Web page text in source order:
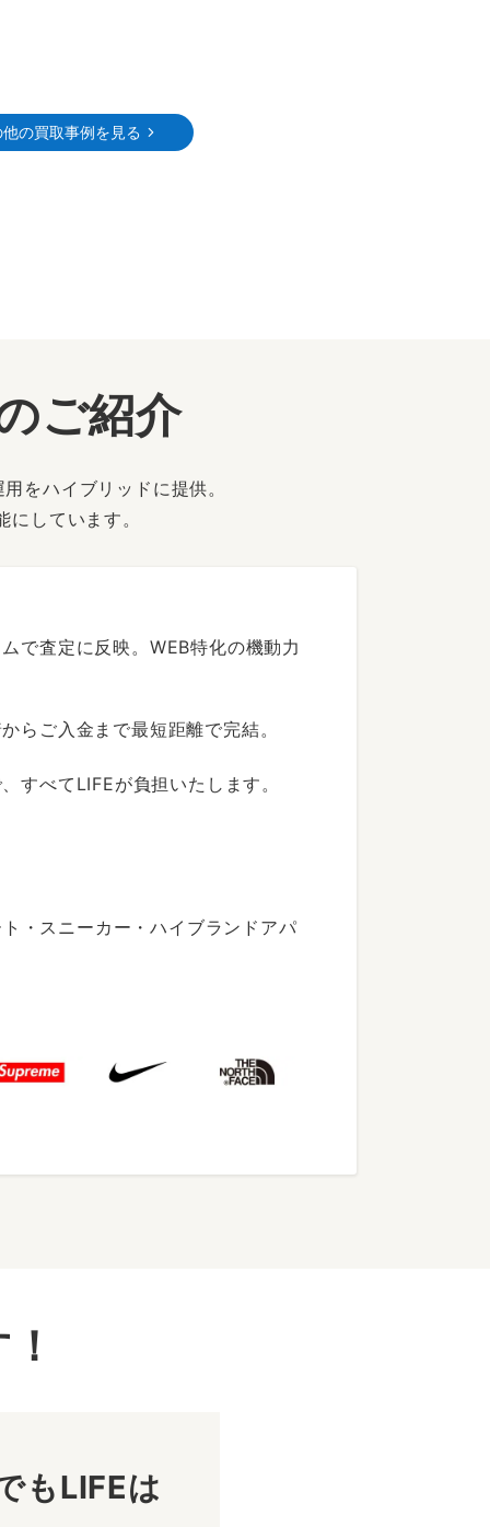
の買取事例を見る
ご紹介
をハイブリッドに提供。
しています。
で査定に反映。WEB特化の機動力
らご入金まで最短距離で完結。
すべてLIFEが負担いたします。
・スニーカー・ハイブランドアパ
もLIFEは